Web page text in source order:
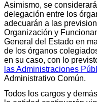
Asimismo, se
delegación entre los
adecuarán a las
Organización y
General del Estado en
de los órganos
en su caso, con lo
las Administraciones
Administrativo Común.
Todos los cargos y